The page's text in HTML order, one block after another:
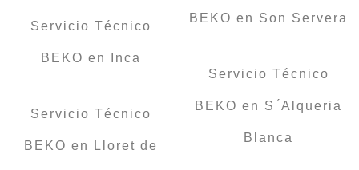
Servicio Técnico
BEKO en Inca
Servicio Técnico
BEKO en Lloret de
BEKO en Son Servera
Servicio Técnico
BEKO en S ́Alqueria
Blanca